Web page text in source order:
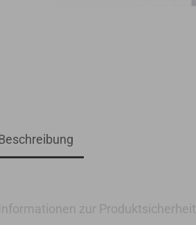
Informationen zur Produktsicherheit